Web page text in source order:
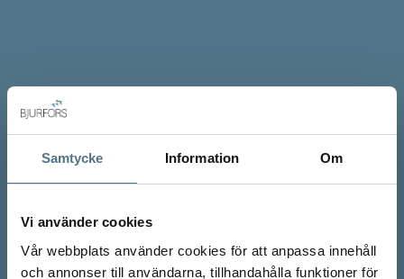
Samtycke Information Om
Vi använder cookies
Vår webbplats använder cookies för att anpassa innehåll
och annonser till användarna, tillhandahålla funktioner för